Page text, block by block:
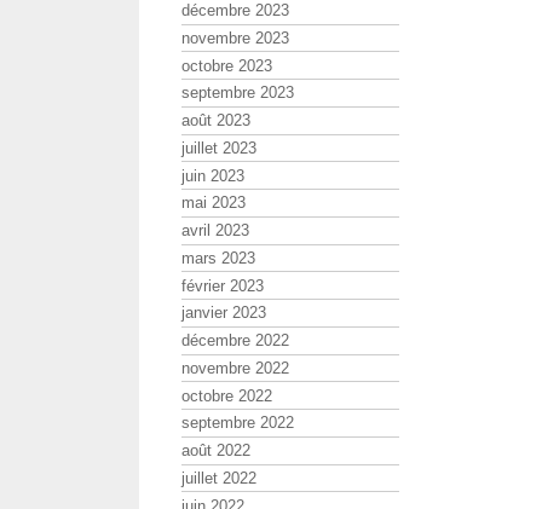
décembre 2023
novembre 2023
octobre 2023
septembre 2023
août 2023
juillet 2023
juin 2023
mai 2023
avril 2023
mars 2023
février 2023
janvier 2023
décembre 2022
novembre 2022
octobre 2022
septembre 2022
août 2022
juillet 2022